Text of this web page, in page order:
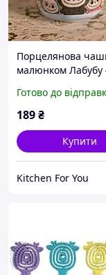
Порцелянова
малюнком Лабубу
Дитяча кружка на
подарунок
Готово до
189₴
Купити
Kitchen For You